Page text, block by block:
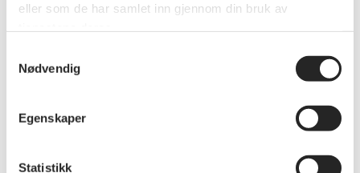
eller som de har samlet inn gjennom din bruk av
Nødvendig
Egenskaper
Statistikk